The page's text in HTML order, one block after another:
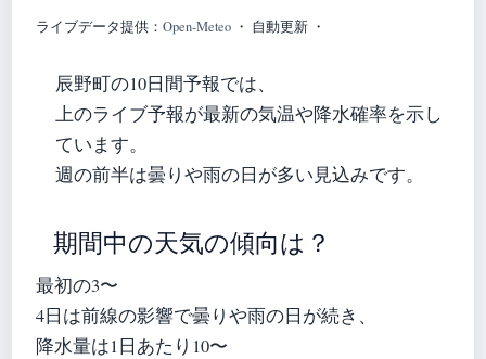
ライブデータ提供： Open-Meteo ・ 自動更新 ・
辰野町の10日間予報では、
上のライブ予報が最新の気温や降水確率を示し
ています。
週の前半は曇りや雨の日が多い見込みです。
期間中の天気の傾向は？
最初の3〜
4日は前線の影響で曇りや雨の日が続き、
降水量は1日あたり10〜